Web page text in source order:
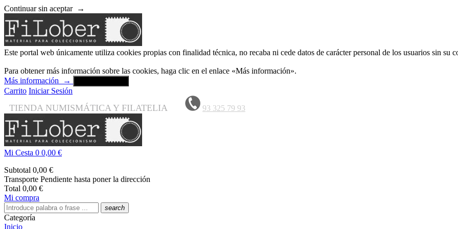
Continuar sin aceptar →
Este portal web únicamente utiliza cookies propias con finalidad técnica, no recaba ni cede datos de carácter personal de los usuarios sin su
Para obtener más información sobre las cookies, haga clic en el enlace «Más información».
Más información
→
Carrito Iniciar Sesión
TIENDA NUMISMÁTICA Y FILATELIA 93 325 79 93
Mi Cesta 0 0,00 €
Subtotal 0,00 €
Transporte Pendiente hasta poner la dirección
Total 0,00 €
Mi compra
search
Categoría
Inicio